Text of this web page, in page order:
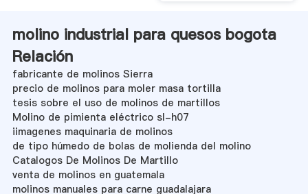
molino industrial para quesos bogota
Relación
fabricante de molinos Sierra
precio de molinos para moler masa tortilla
tesis sobre el uso de molinos de martillos
Molino de pimienta eléctrico sl-h07
iimagenes maquinaria de molinos
de tipo húmedo de bolas de molienda del molino
Catalogos De Molinos De Martillo
venta de molinos en guatemala
molinos manuales para carne guadalajara